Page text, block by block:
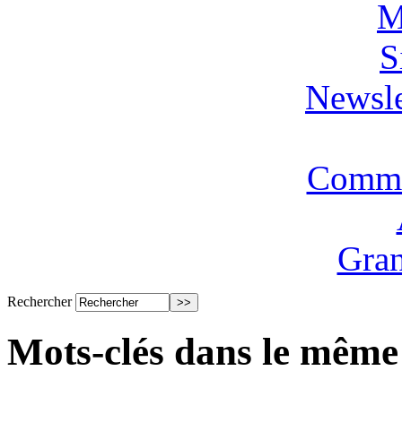
Rechercher
Mots-clés dans le